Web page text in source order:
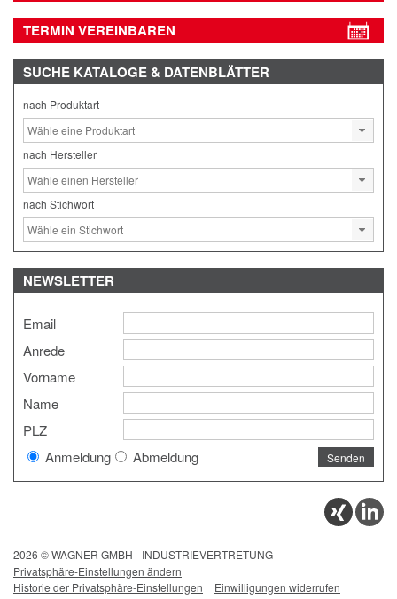
TERMIN VEREINBAREN
SUCHE KATALOGE & DATENBLÄTTER
nach Produktart
nach Hersteller
nach Stichwort
NEWSLETTER
Email
Anrede
Vorname
Name
PLZ
Anmeldung
Abmeldung
2026 © WAGNER GMBH - INDUSTRIEVERTRETUNG
Privatsphäre-Einstellungen ändern
Historie der Privatsphäre-Einstellungen
Einwilligungen widerrufen